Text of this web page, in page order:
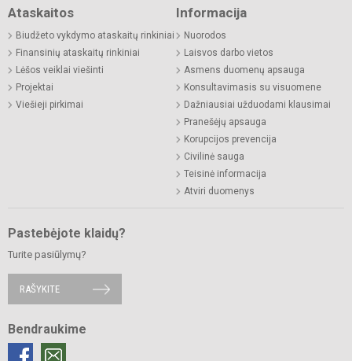
Ataskaitos
Biudžeto vykdymo ataskaitų rinkiniai
Finansinių ataskaitų rinkiniai
Lėšos veiklai viešinti
Projektai
Viešieji pirkimai
Informacija
Nuorodos
Laisvos darbo vietos
Asmens duomenų apsauga
Konsultavimasis su visuomene
Dažniausiai užduodami klausimai
Pranešėjų apsauga
Korupcijos prevencija
Civilinė sauga
Teisinė informacija
Atviri duomenys
Pastebėjote klaidų?
Turite pasiūlymų?
RAŠYKITE
Bendraukime